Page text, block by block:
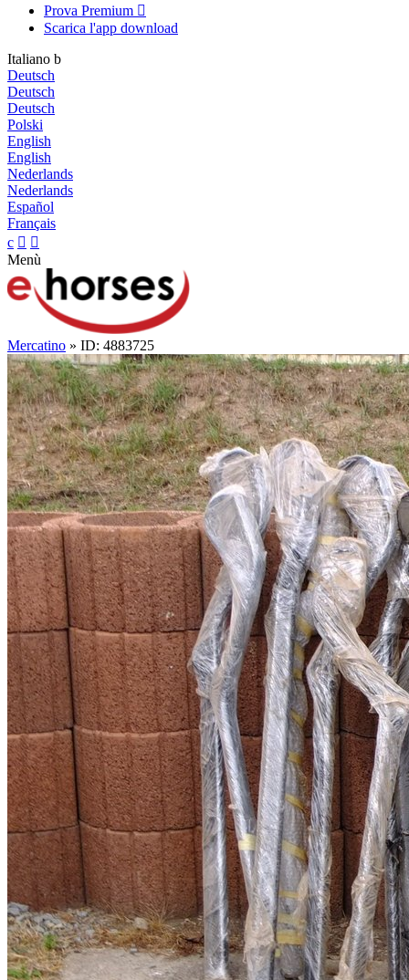
Prova Premium 
Scarica l'app download
Italiano b
Deutsch
Deutsch
Deutsch
Polski
English
English
Nederlands
Nederlands
Español
Français
c  
Menù
Mercatino » ID: 4883725